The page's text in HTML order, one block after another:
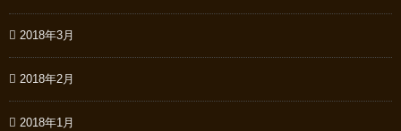
2018年3月
2018年2月
2018年1月